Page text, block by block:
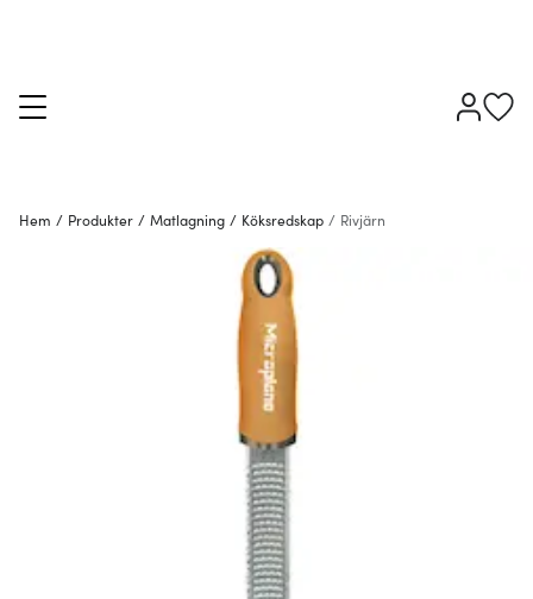
Hem / Produkter / Matlagning / Köksredskap / Rivjärn